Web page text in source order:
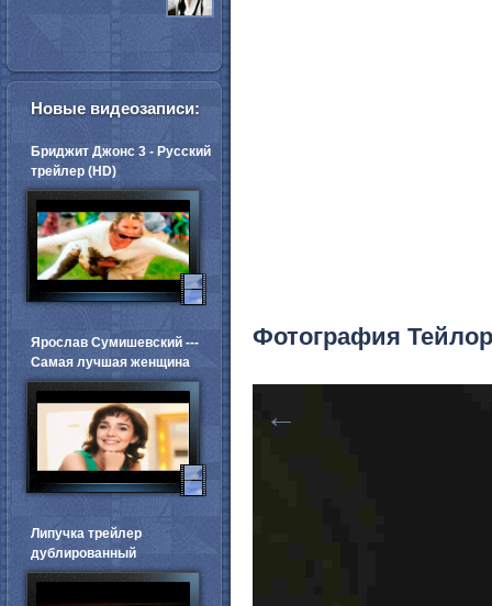
Фотография
←
Новые видеозаписи:
Бриджит Джонс 3 - Русский
трейлер (HD)
Ярослав Сумишевский ---
Самая лучшая женщина
Липучка трейлер
дублированный